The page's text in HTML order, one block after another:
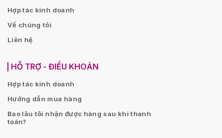
Hợp tác kinh doanh
Về chúng tôi
Liên hệ
HỖ TRỢ - ĐIỀU KHOẢN
Hợp tác kinh doanh
Hướng dẫn mua hàng
Bao lâu tôi nhận được hàng sau khi thanh
toán?